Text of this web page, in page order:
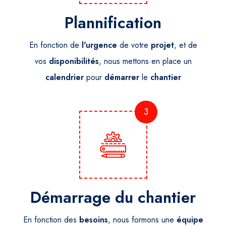
Plannification
En fonction de l'urgence de votre projet, et de
vos disponibilités, nous mettons en place un
calendrierpour démarrerle chantier
3
Démarrage du chantier
En fonction des besoins, nous formons une équipe